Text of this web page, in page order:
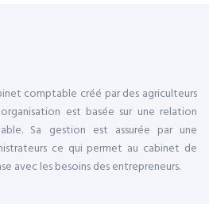
comptable créé par des agriculteurs
est basée sur une relation
Sa gestion est assurée par une
ce qui permet au cabinet de
avec les besoins des entrepreneurs.